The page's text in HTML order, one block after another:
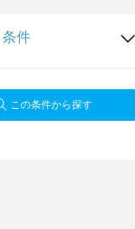
件
この条件から探す